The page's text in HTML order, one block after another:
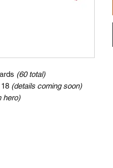
(60 total)
(details coming soon)
hero)